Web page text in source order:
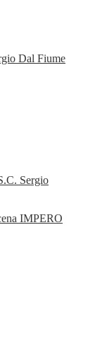
Dal Fiume
Sergio
IMPERO